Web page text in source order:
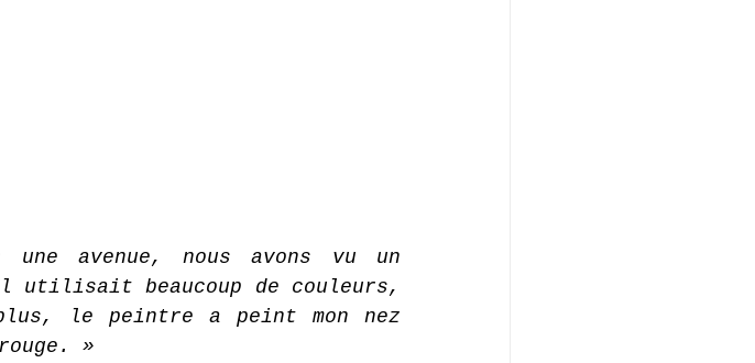
une avenue, nous avons vu un
utilisait beaucoup de couleurs,
le peintre a peint mon nez
»